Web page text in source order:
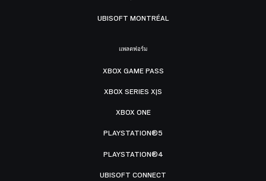
UBISOFT MONTRÉAL
แพลตฟอร์ม
XBOX GAME PASS
XBOX SERIES X|S
XBOX ONE
PLAYSTATION®5
PLAYSTATION®4
UBISOFT CONNECT